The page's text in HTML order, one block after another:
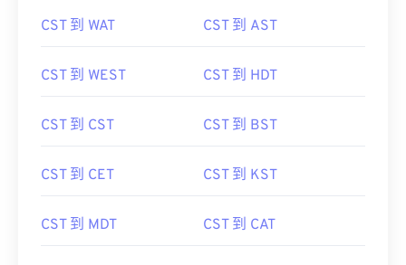
CST 到 WAT CST 到 AST
CST 到 WEST CST 到 HDT
CST 到 CST CST 到 BST
CST 到 CET CST 到 KST
CST 到 MDT CST 到 CAT